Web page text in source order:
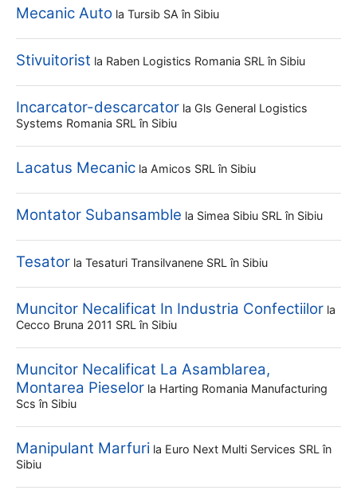
Mecanic Auto la Tursib SA în Sibiu
Stivuitorist la Raben Logistics Romania SRL în Sibiu
Incarcator-descarcator la Gls General Logistics
Systems Romania SRL în Sibiu
Lacatus Mecanic la Amicos SRL în Sibiu
Montator Subansamble la Simea Sibiu SRL în Sibiu
Tesator la Tesaturi Transilvanene SRL în Sibiu
Muncitor Necalificat In Industria Confectiilor la
Cecco Bruna 2011 SRL în Sibiu
Muncitor Necalificat La Asamblarea,
Montarea Pieselor la Harting Romania Manufacturing
Scs în Sibiu
Manipulant Marfuri la Euro Next Multi Services SRL în
Sibiu